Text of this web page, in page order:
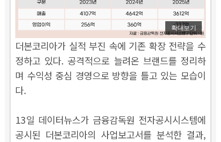
확대보기
더본코리아가 실적 부진 속에 기존 확장 전략을 수
정하고 있다. 공격적으로 늘려온 브랜드를 정리하
며 수익성 중심 경영으로 방향을 틀고 있는 모습이
다.
13일 데이터뉴스가 금융감독원 전자공시시스템에
공시된 더본코리아의 사업보고서를 분석한 결과,